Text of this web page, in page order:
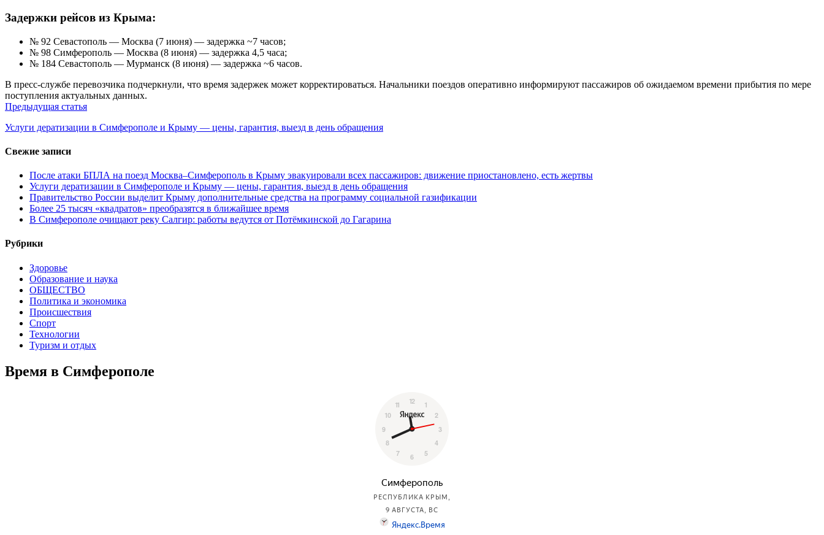
Задержки рейсов из Крыма:
№ 92 Севастополь — Москва (7 июня) — задержка ~7 часов;
№ 98 Симферополь — Москва (8 июня) — задержка 4,5 часа;
№ 184 Севастополь — Мурманск (8 июня) — задержка ~6 часов.
В пресс-службе перевозчика подчеркнули, что время задержек может корректироваться. Начальники поездов оперативно информируют пассажиров об ожидаемом времени прибытия по мере
поступления актуальных данных.
Навигация
по
Предыдущая статья
Услуги дератизации в Симферополе и Крыму — цены, гарантия, выезд в день обращения
Свежие записи
После атаки БПЛА на поезд Москва–Симферополь в Крыму эвакуировали всех пассажиров: движение приостановлено, есть жертвы
Услуги дератизации в Симферополе и Крыму — цены, гарантия, выезд в день обращения
Правительство России выделит Крыму дополнительные средства на программу социальной газификации
Более 25 тысяч «квадратов» преобразятся в ближайшее время
В Симферополе очищают реку Салгир: работы ведутся от Потёмкинской до Гагарина
Рубрики
Здоровье
Образование и наука
ОБЩЕСТВО
Политика и экономика
Происшествия
Спорт
Технологии
Туризм и отдых
Время в Симферополе